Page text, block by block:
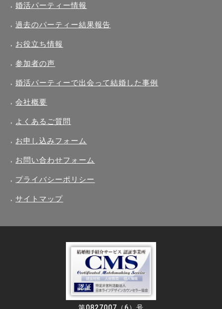
婚活パーティー情報
過去のパーティー結果報告
お役立ち情報
参加者の声
婚活パーティーで出会って結婚した事例
会社概要
よくあるご質問
お申し込みフォーム
お問い合わせフォーム
プライバシーポリシー
サイトマップ
第0827007（6）号